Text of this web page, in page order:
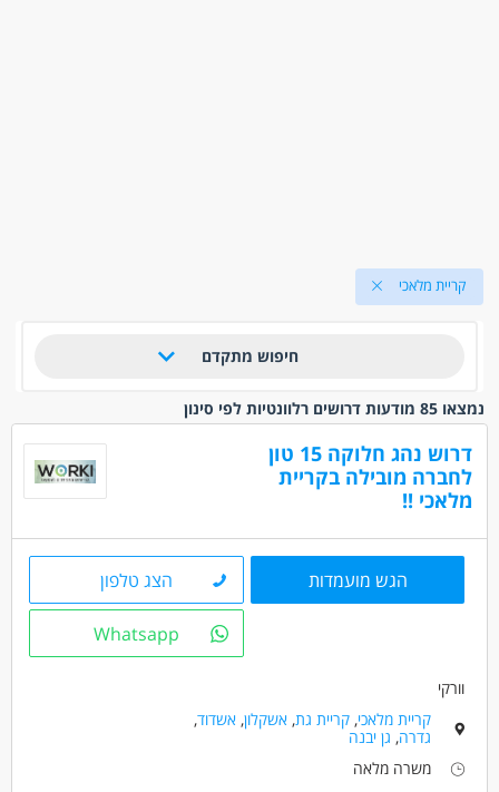
קריית מלאכי
חיפוש מתקדם
נמצאו 85 מודעות דרושים רלוונטיות לפי סינון
דרוש נהג חלוקה 15 טון
לחברה מובילה בקריית
מלאכי !!
הגש מועמדות הצג טלפון
Whatsapp
וורקי
קריית מלאכי,קריית גת,אשקלון,אשדוד,
גדרה, גן יבנה
משרה מלאה